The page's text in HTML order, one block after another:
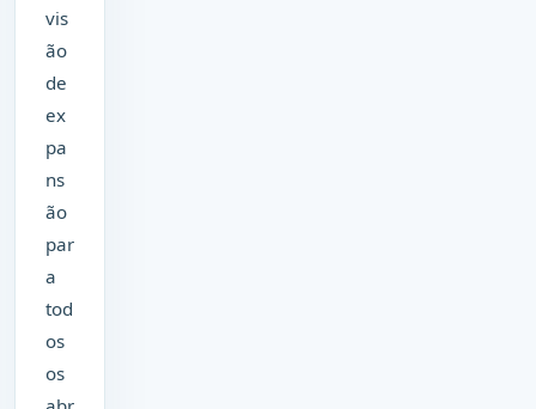
vis
ão
de
ex
pa
ns
ão
par
a
tod
os
os